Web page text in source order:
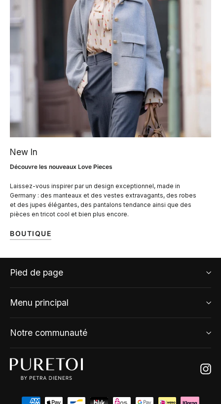
New In
Découvre les nouveaux Love Pieces
Laissez-vous inspirer par un design exceptionnel, made in
Germany : des manteaux et des vestes extravagants, des robes
et des jupes élégantes, des pantalons tendance ainsi que des
pièces en tricot cool et bien plus encore.
BOUTIQUE
Pied de page
Menu principal
Notre communauté